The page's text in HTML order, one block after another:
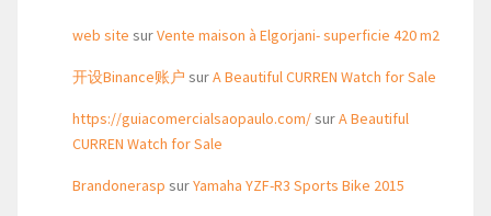
web site surVente maison à Elgorjani- superficie 420 m2
开设Binance账户 surA Beautiful CURREN Watch for Sale
https://guiacomercialsaopaulo.com/surA Beautiful
CURREN Watch for Sale
Brandonerasp surYamaha YZF-R3 Sports Bike 2015